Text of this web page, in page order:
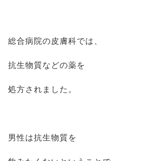
総合病院の皮膚科では、
抗生物質などの薬を
処方されました。
男性は抗生物質を